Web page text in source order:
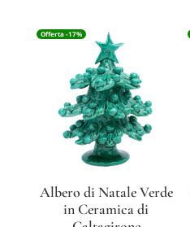
Offerta -17%
Albero di Natale Verde
in Ceramica di